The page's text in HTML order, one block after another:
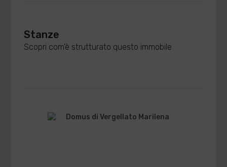
Stanze
Scopri com'è strutturato questo immobile